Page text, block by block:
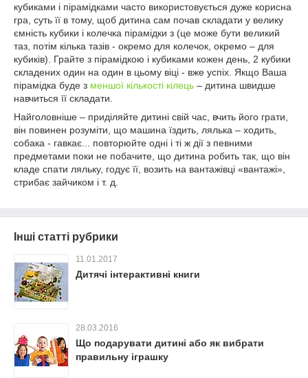
кубиками і пірамідками часто використовується дуже корисна
гра, суть її в тому, щоб дитина сам почав складати у велику
ємність кубики і колечка пірамідки з (це може бути великий
таз, потім кілька тазів - окремо для колечок, окремо – для
кубиків). Грайте з пірамідкою і кубиками кожен день, 2 кубики
складених один на один в цьому віці - вже успіх. Якщо Ваша
пірамідка буде з меншої кількості кілець – дитина швидше
навчиться її складати.
Найголовніше – приділяйте дитині свій час, вчить його грати,
він повинен розуміти, що машина їздить, лялька – ходить,
собака - гавкає... повторюйте одні і ті ж дії з певними
предметами поки не побачите, що дитина робить так, що він
кладе спати ляльку, годує її, возить на вантажівці «вантажі»,
стрибає зайчиком і т. д.
Інші статті рубрики
11.01.2017
Дитячі інтерактивні книги
28.03.2016
Що подарувати дитині або як вибрати
правильну іграшку